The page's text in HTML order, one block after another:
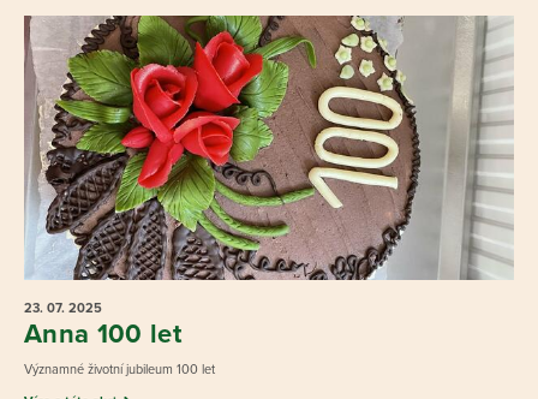
23. 07. 2025
Anna 100 let
Významné životní jubileum 100 let